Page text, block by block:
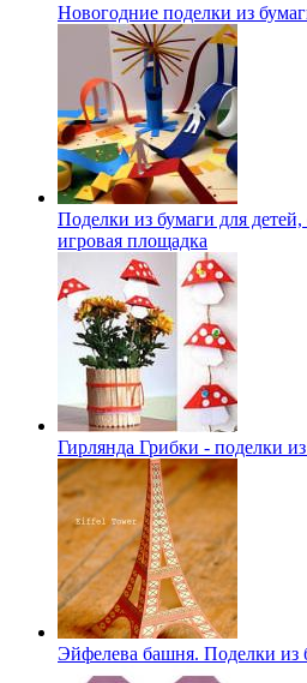
Новогодние поделки из
Поделки из бумаги для
игровая площадка
Гирлянда Грибки - поделки
Эйфелева башня. Поделки из